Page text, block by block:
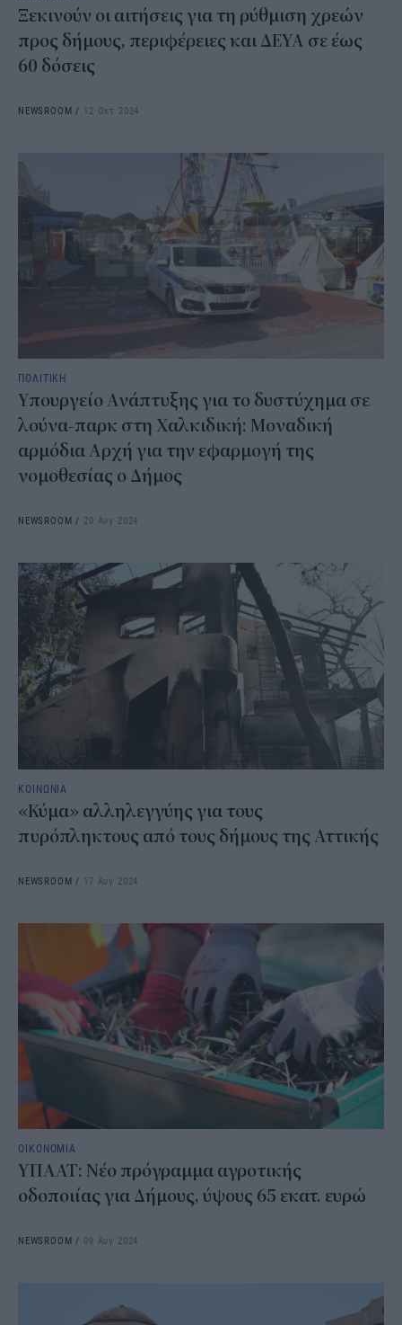
Ξεκινούν οι αιτήσεις για τη ρύθμιση χρεών
προς δήμους, περιφέρειες και ΔΕΥΑ σε έως
60 δόσεις
NEWSROOM / 12 Οκτ 2024
ΠΟΛΙΤΙΚΗ
Υπουργείο Ανάπτυξης για το δυστύχημα σε
λούνα-παρκ στη Χαλκιδική: Μοναδική
αρμόδια Αρχή για την εφαρμογή της
νομοθεσίας ο Δήμος
NEWSROOM / 20 Αυγ 2024
ΚΟΙΝΩΝΙΑ
«Κύμα» αλληλεγγύης για τους
πυρόπληκτους από τους δήμους της Αττικής
NEWSROOM / 17 Αυγ 2024
ΟΙΚΟΝΟΜΙΑ
ΥΠΑΑΤ: Νέο πρόγραμμα αγροτικής
οδοποιίας για Δήμους, ύψους 65 εκατ. ευρώ
NEWSROOM / 09 Αυγ 2024